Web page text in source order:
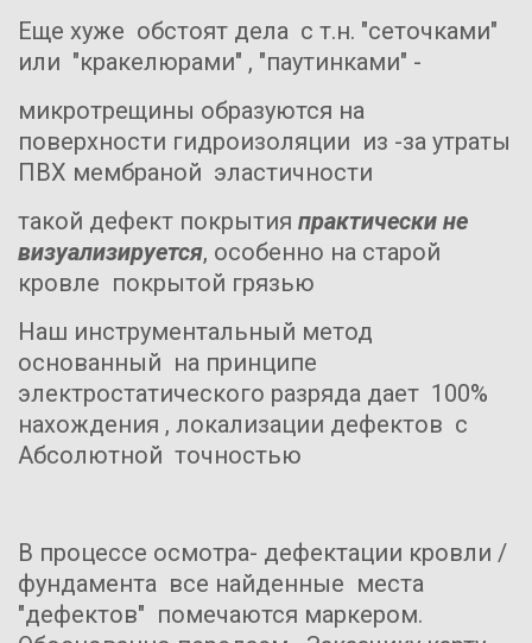
Еще хуже  обстоят дела  с т.н. "сеточками"
или  "кракелюрами" , "паутинками" -
микротрещины образуются на
поверхности гидроизоляции  из -за утраты
ПВХ мембраной  эластичности
такой дефект покрытия практически не
визуализируется, особенно на старой
кровле  покрытой грязью
Наш инструментальный метод
основанный  на принципе
электростатического разряда дает  100%
нахождения , локализации дефектов  с
Абсолютной  точностью
В процессе осмотра- дефектации кровли /
фундамента  все найденные  места
"дефектов"  помечаются маркером.